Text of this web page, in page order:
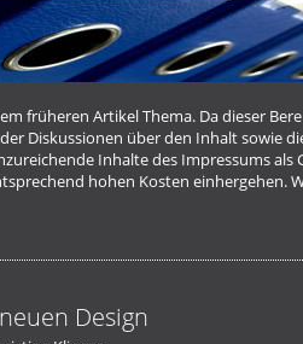
früheren ArtikelThema. Da dieser
Diskussionen über den Inhalt sowie
Inhalte des Impressums
hohen Kosten einhergehen.
Design